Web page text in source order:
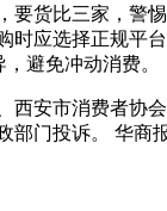
要货比三家，警
时应选择正规平
避免冲动消费。
西安市消费者协
部门投诉。 华商